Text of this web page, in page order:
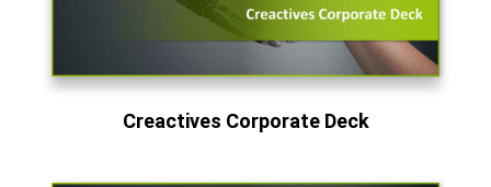
Creactives Corporate Deck